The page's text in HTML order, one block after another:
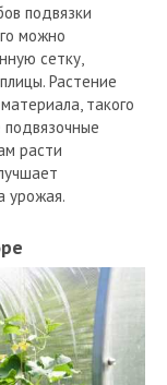
подвязки
можно
сетку,
Растение
такого
подвязочные
расти
урожая.